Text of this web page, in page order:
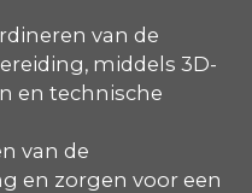
van de
middels 3D-
en technische
van de
en zorgen voor een